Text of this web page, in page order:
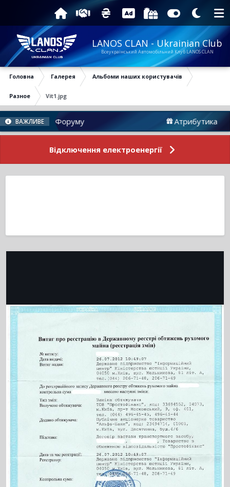
LANOS CLAN - Ukrainian Club
Всеукраїнський Автомобільний Клуб LANOS CLAN
Головна Галерея Альбоми наших користувачів
Разное Vit1.jpg
ВАЖЛИВЕ
Новини Форуму Атрибутика
Відключення електроенергії